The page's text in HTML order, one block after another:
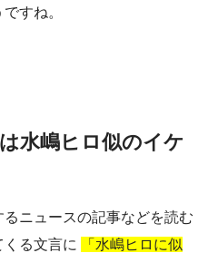
すね。
水嶋ヒロ似のイケ
ニュースの記事などを読む
る文言に
「水嶋ヒロに似